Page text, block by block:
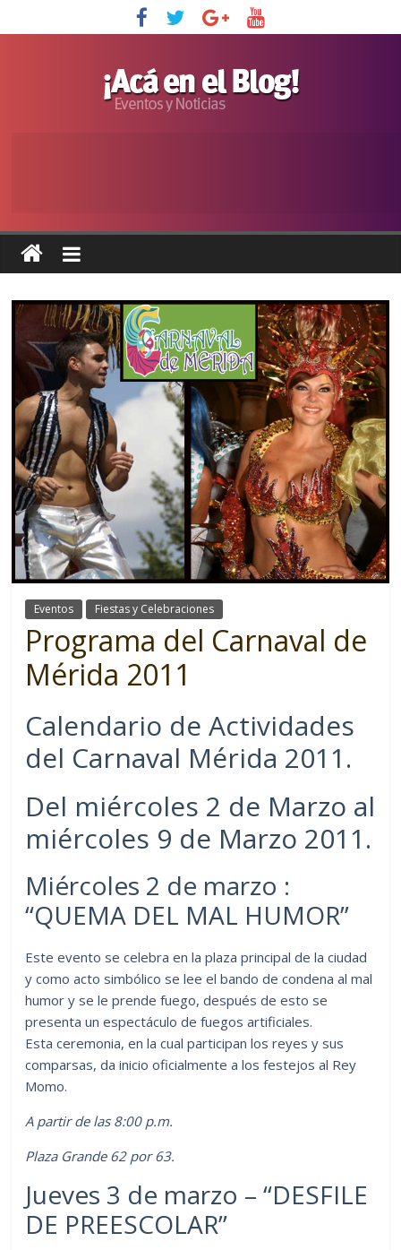
Eventos Fiestas y Celebraciones
Programa del Carnaval de
Mérida 2011
Calendario de Actividades
del Carnaval Mérida 2011.
Del miércoles 2 de Marzo al
miércoles 9 de Marzo 2011.
Miércoles 2 de marzo :
“QUEMA DEL MAL HUMOR”
Este evento se celebra en la plaza principal de la ciudad
y como acto simbólico se lee el bando de condena al mal
humor y se le prende fuego, después de esto se
presenta un espectáculo de fuegos artificiales.
Esta ceremonia, en la cual participan los reyes y sus
comparsas, da inicio oficialmente a los festejos al Rey
Momo.
A partir de las 8:00 p.m.
Plaza Grande 62 por 63.
Jueves 3 de marzo – “DESFILE
DE PREESCOLAR”